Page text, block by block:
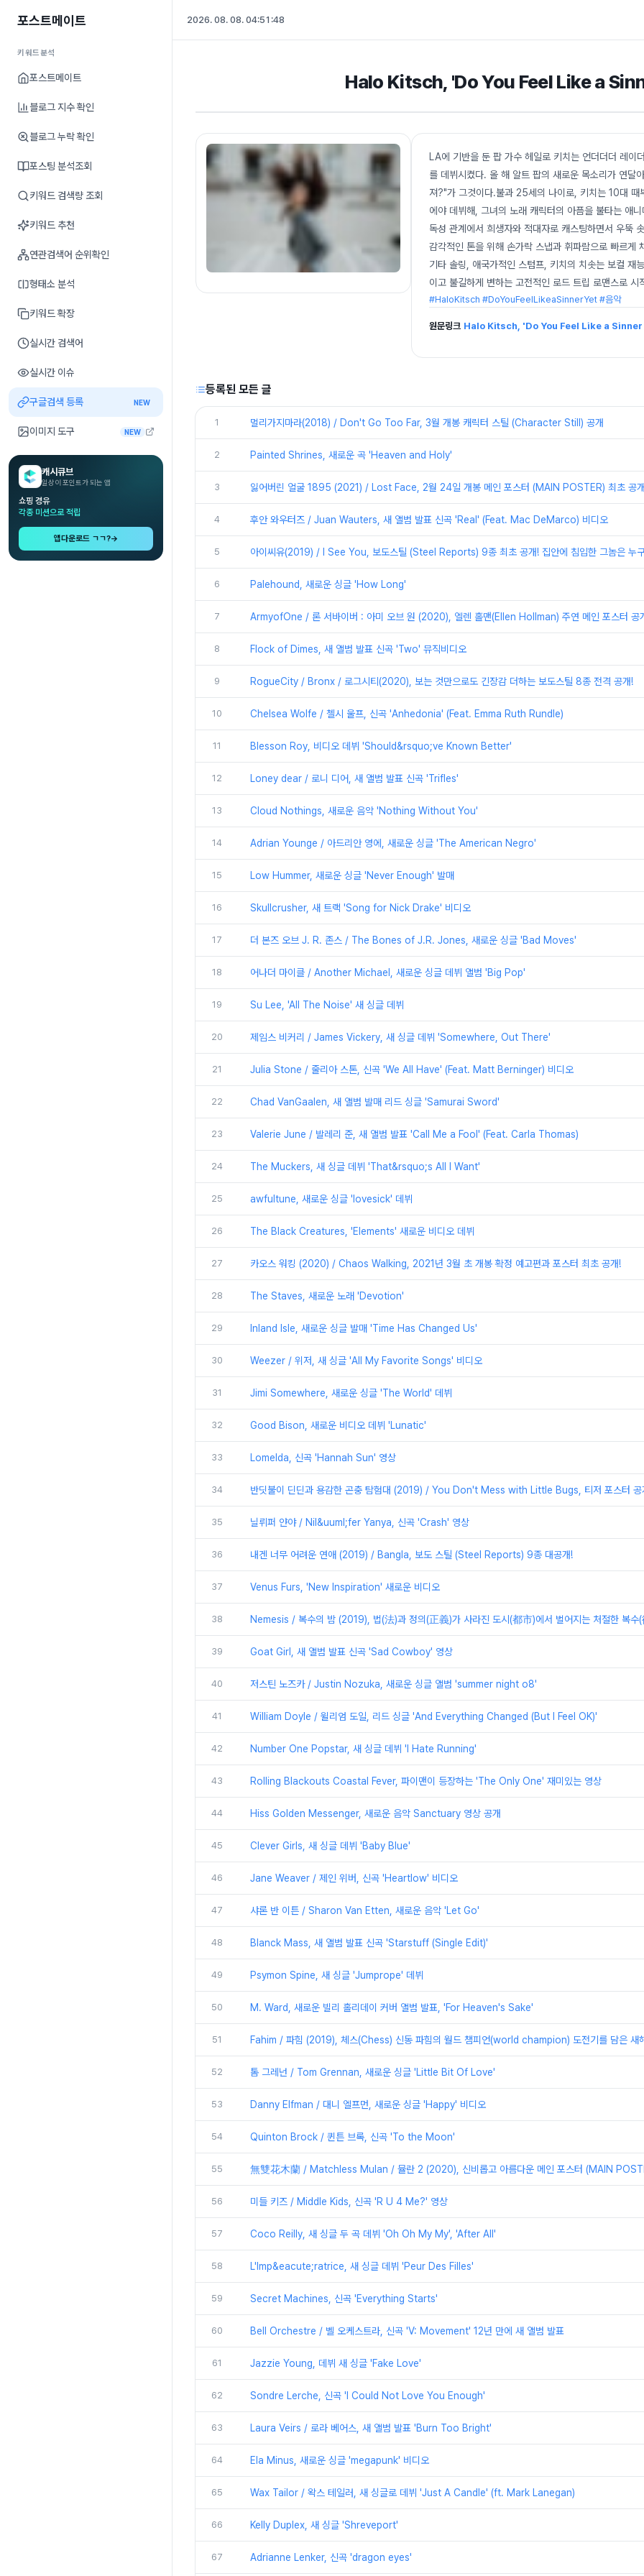
포스트메이트
키워드분석
포스트메이트
블로그 지수 확인
블로그 누락 확인
포스팅 분석조회
키워드 검색량 조회
키워드 추천
연관검색어 순위확인
형태소 분석
키워드 확장
실시간 검색어
실시간 이슈
구글검색 등록 NEW
이미지 도구 NEW
캐시큐브
일상이 포인트가 되는 앱
쇼핑 경유
각종 미션으로 적립
앱다운로드 ㄱㄱ?→
2026. 08. 08. 04:51:49
Halo Kitsch, 'Do You Feel Like a
LA에 기반을 둔 팝 가수 헤일로 키치는 언더더더 레이
를 데뷔시켰다. 올 해 알트 팝의 새로운 목소리가 연달
져?"가 그것이다.불과 25세의 나이로, 키치는 10대 때
에야 데뷔해, 그녀의 노래 캐릭터의 아픔을 불타는
독성 관계에서 희생자와 적대자로 캐스팅하면서 우뚝
감각적인 톤을 위해 손가락 스냅과 휘파람으로 빠르게
기타 솔링, 애국가적인 스텀프, 키치의 치솟는 보컬 재
이고 불길하게 변하는 고전적인 로드 트립 로맨스로
#HaloKitsch #DoYouFeelLikeaSinnerYet #음악
원문링크 Halo Kitsch, 'Do You Feel Like a Sinner
등록된 모든 글
1 멀리가지마라(2018) / Don't Go Too Far, 3월 개봉 캐릭터 스틸 (Character Still) 공개
2 Painted Shrines, 새로운 곡 'Heaven and Holy'
3 잃어버린 얼굴 1895 (2021) / Lost Face, 2월 24일 개봉 메인 포스터 (MAIN POSTER) 최초 공
4 후안 와우터즈 / Juan Wauters, 새 앨범 발표 신곡 'Real' (Feat. Mac DeMarco) 비디오
5 아이씨유(2019) / I See You, 보도스틸 (Steel Reports) 9종 최초 공개! 집안에 침입한 그놈은 누
6 Palehound, 새로운 싱글 'How Long'
7 ArmyofOne / 론 서바이버 : 아미 오브 원 (2020), 엘렌 홀맨(Ellen Hollman) 주연 메인 포스터 공
8 Flock of Dimes, 새 앨범 발표 신곡 'Two' 뮤직비디오
9 RogueCity / Bronx / 로그시티(2020), 보는 것만으로도 긴장감 더하는 보도스틸 8종 전격 공개!
10 Chelsea Wolfe / 첼시 울프, 신곡 'Anhedonia' (Feat. Emma Ruth Rundle)
11 Blesson Roy, 비디오 데뷔 'Should&rsquo;ve Known Better'
12 Loney dear / 로니 디어, 새 앨범 발표 신곡 'Trifles'
13 Cloud Nothings, 새로운 음악 'Nothing Without You'
14 Adrian Younge / 아드리안 영에, 새로운 싱글 'The American Negro'
15 Low Hummer, 새로운 싱글 'Never Enough' 발매
16 Skullcrusher, 새 트랙 'Song for Nick Drake' 비디오
17 더 본즈 오브 J. R. 존스 / The Bones of J.R. Jones, 새로운 싱글 'Bad Moves'
18 어나더 마이클 / Another Michael, 새로운 싱글 데뷔 앨범 'Big Pop'
19 Su Lee, 'All The Noise' 새 싱글 데뷔
20 제임스 비커리 / James Vickery, 새 싱글 데뷔 'Somewhere, Out There'
21 Julia Stone / 줄리아 스톤, 신곡 'We All Have' (Feat. Matt Berninger) 비디오
22 Chad VanGaalen, 새 앨범 발매 리드 싱글 'Samurai Sword'
23 Valerie June / 발레리 준, 새 앨범 발표 'Call Me a Fool' (Feat. Carla Thomas)
24 The Muckers, 새 싱글 데뷔 'That&rsquo;s All I Want'
25 awfultune, 새로운 싱글 'lovesick' 데뷔
26 The Black Creatures, 'Elements' 새로운 비디오 데뷔
27 카오스 워킹 (2020) / Chaos Walking, 2021년 3월 초 개봉 확정 예고편과 포스터 최초 공개!
28 The Staves, 새로운 노래 'Devotion'
29 Inland Isle, 새로운 싱글 발매 'Time Has Changed Us'
30 Weezer / 위저, 새 싱글 'All My Favorite Songs' 비디오
31 Jimi Somewhere, 새로운 싱글 'The World' 데뷔
32 Good Bison, 새로운 비디오 데뷔 'Lunatic'
33 Lomelda, 신곡 'Hannah Sun' 영상
34 반딧불이 딘딘과 용감한 곤충 탐험대 (2019) / You Don't Mess with Little Bugs, 티저 포스터 공
35 닐뤼퍼 얀야 / Nil&uuml;fer Yanya, 신곡 'Crash' 영상
36 내겐 너무 어려운 연애 (2019) / Bangla, 보도 스틸 (Steel Reports) 9종 대공개!
37 Venus Furs, 'New Inspiration' 새로운 비디오
38 Nemesis / 복수의 밤 (2019), 법(法)과 정의(正義)가 사라진 도시(都市)에서 벌어지는 처절한 복수
39 Goat Girl, 새 앨범 발표 신곡 'Sad Cowboy' 영상
40 저스틴 노즈카 / Justin Nozuka, 새로운 싱글 앨범 'summer night o8'
41 William Doyle / 윌리엄 도일, 리드 싱글 'And Everything Changed (But I Feel OK)'
42 Number One Popstar, 새 싱글 데뷔 'I Hate Running'
43 Rolling Blackouts Coastal Fever, 파이맨이 등장하는 'The Only One' 재미있는 영상
44 Hiss Golden Messenger, 새로운 음악 Sanctuary 영상 공개
45 Clever Girls, 새 싱글 데뷔 'Baby Blue'
46 Jane Weaver / 제인 위버, 신곡 'Heartlow' 비디오
47 샤론 반 이튼 / Sharon Van Etten, 새로운 음악 'Let Go'
48 Blanck Mass, 새 앨범 발표 신곡 'Starstuff (Single Edit)'
49 Psymon Spine, 새 싱글 'Jumprope' 데뷔
50 M. Ward, 새로운 빌리 홀리데이 커버 앨범 발표, 'For Heaven's Sake'
51 Fahim / 파힘 (2019), 체스(Chess) 신동 파힘의 월드 챔피언(world champion) 도전기를 담은 새
52 톰 그레넌 / Tom Grennan, 새로운 싱글 'Little Bit Of Love'
53 Danny Elfman / 대니 엘프먼, 새로운 싱글 'Happy' 비디오
54 Quinton Brock / 퀸튼 브록, 신곡 'To the Moon'
55 無雙花木蘭 / Matchless Mulan / 뮬란 2 (2020), 신비롭고 아름다운 메인 포스터 (MAIN
56 미들 키즈 / Middle Kids, 신곡 'R U 4 Me?' 영상
57 Coco Reilly, 새 싱글 두 곡 데뷔 'Oh Oh My My', 'After All'
58 L'Imp&eacute;ratrice, 새 싱글 데뷔 'Peur Des Filles'
59 Secret Machines, 신곡 'Everything Starts'
60 Bell Orchestre / 벨 오케스트라, 신곡 'V: Movement' 12년 만에 새 앨범 발표
61 Jazzie Young, 데뷔 새 싱글 'Fake Love'
62 Sondre Lerche, 신곡 'I Could Not Love You Enough'
63 Laura Veirs / 로라 베어스, 새 앨범 발표 'Burn Too Bright'
64 Ela Minus, 새로운 싱글 'megapunk' 비디오
65 Wax Tailor / 왁스 테일러, 새 싱글로 데뷔 'Just A Candle' (ft. Mark Lanegan)
66 Kelly Duplex, 새 싱글 'Shreveport'
67 Adrianne Lenker, 신곡 'dragon eyes'